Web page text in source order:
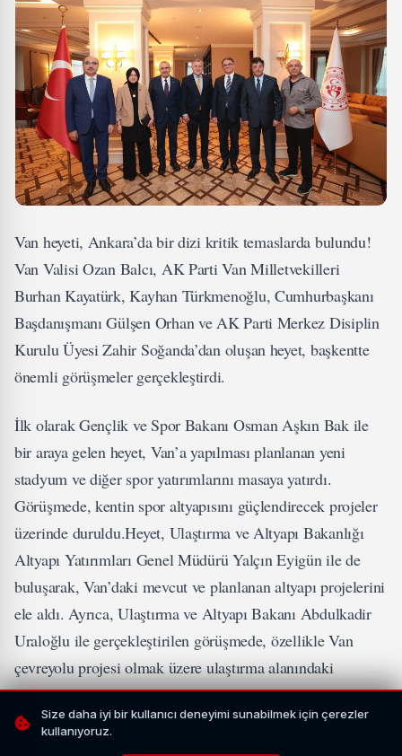
Van heyeti, Ankara’da bir dizi kritik temaslarda bulundu!
Van Valisi Ozan Balcı, AK Parti Van Milletvekilleri
Burhan Kayatürk, Kayhan Türkmenoğlu, Cumhurbaşkanı
Başdanışmanı Gülşen Orhan ve AK Parti Merkez Disiplin
Kurulu Üyesi Zahir Soğanda’dan oluşan heyet, başkentte
önemli görüşmeler gerçekleştirdi.
İlk olarak Gençlik ve Spor Bakanı Osman Aşkın Bak ile
bir araya gelen heyet, Van’a yapılması planlanan yeni
stadyum ve diğer spor yatırımlarını masaya yatırdı.
Görüşmede, kentin spor altyapısını güçlendirecek projeler
üzerinde duruldu.Heyet, Ulaştırma ve Altyapı Bakanlığı
Altyapı Yatırımları Genel Müdürü Yalçın Eyigün ile de
buluşarak, Van’daki mevcut ve planlanan altyapı projelerini
ele aldı. Ayrıca, Ulaştırma ve Altyapı Bakanı Abdulkadir
Uraloğlu ile gerçekleştirilen görüşmede, özellikle Van
çevreyolu projesi olmak üzere ulaştırma alanındaki
yatırımlar ve yeni planlamalar detaylı şekilde
değerlendirildi.
Size daha iyi bir kullanıcı deneyimi sunabilmek için çerezler
kullanıyoruz.